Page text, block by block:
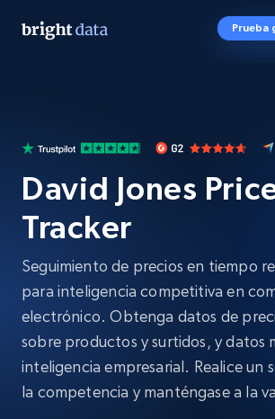
Prueba
David Jones
Tracker
Seguimiento de precios en tiempo
para inteligencia competitiva en
electrónico. Obtenga datos de
sobre productos y surtidos, y datos
inteligencia empresarial. Realice un
la competencia y manténgase a la